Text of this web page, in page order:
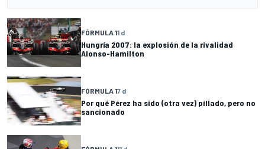
FÓRMULA 11 d
Hungría 2007: la explosión de la rivalidad
Alonso-Hamilton
FÓRMULA 17 d
Por qué Pérez ha sido (otra vez) pillado, pero no
sancionado